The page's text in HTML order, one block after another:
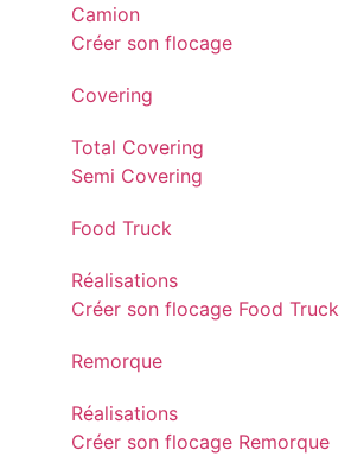
Camion
Créer son flocage
Covering
Total Covering
Semi Covering
Food Truck
Réalisations
Créer son flocage Food Truck
Remorque
Réalisations
Créer son flocage Remorque